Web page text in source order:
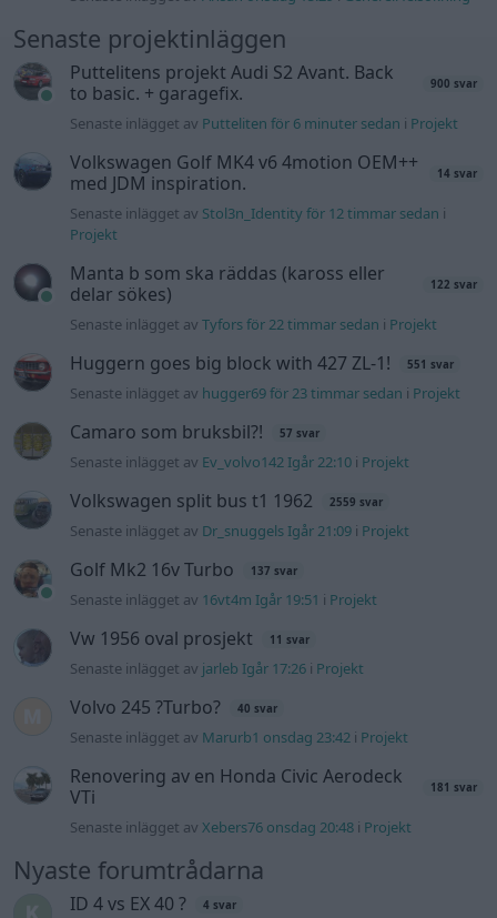
Senaste projektinläggen
Puttelitens projekt Audi S2 Avant. Back
to basic. + garagefix.
900 svar
Senaste inlägget av Putteliten för 6 minuter sedan i Projekt
Volkswagen Golf MK4 v6 4motion OEM++
med JDM inspiration.
14 svar
Senaste inlägget av Stol3n_Identity för 12 timmar sedan i
Projekt
Manta b som ska räddas (kaross eller
delar sökes)
122 svar
Senaste inlägget avTyfors för 22 timmar sedan i Projekt
Huggern goes big block with 427 ZL-1! 551 svar
Senaste inlägget av hugger69 för 23 timmar sedan i Projekt
Camaro som bruksbil?! 57 svar
Senaste inlägget av Ev_volvo142 Igår 22:10 i Projekt
Volkswagen split bus t1 1962 2559 svar
Senaste inlägget av Dr_snuggels Igår 21:09 i Projekt
Golf Mk2 16v Turbo 137 svar
Senaste inlägget av 16vt4m Igår 19:51 i Projekt
Vw 1956 oval prosjekt 11 svar
Senaste inlägget av jarleb Igår 17:26 i Projekt
Volvo 245 ?Turbo? 40 svar
Senaste inlägget av Marurb1 onsdag 23:42 i Projekt
Renovering av en Honda Civic Aerodeck
VTi
181 svar
Senaste inlägget avXebers76 onsdag 20:48 i Projekt
Nyaste forumtrådarna
ID 4 vs EX 40 ? 4 svar